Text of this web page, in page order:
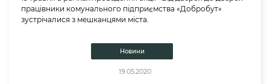
працівники комунального підприємства «Добробут»
зустрічалися з мешканцями міста.
Новини
19.05.2020